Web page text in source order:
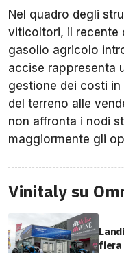
Nel quadro degli
viticoltori, il recente
gasolio agricolo
accise rappresenta
gestione dei costi
del terreno alle
non affronta i nodi
maggiormente gli
Vinitaly su
fiera